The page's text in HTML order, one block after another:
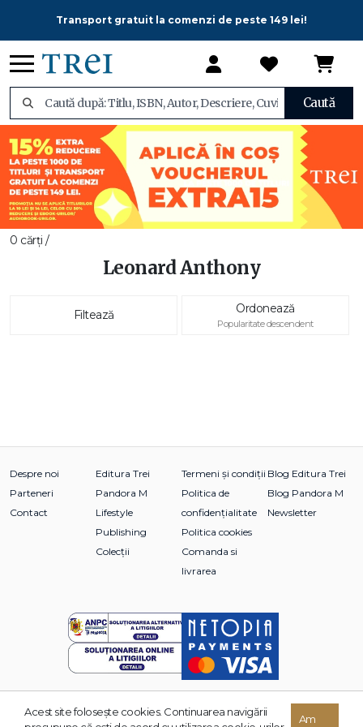
Transport gratuit la comenzi de peste 149 lei!
Caută
0 cărți /
Leonard Anthony
Filtează Ordonează
Popularitate descendent
Despre noi
Parteneri
Contact
Editura Trei
Pandora M
Lifestyle
Publishing
Colecții
Termeni și condiții
Politica de
confidențialitate
Politica cookies
Comanda si
livrarea
Blog Editura Trei
Blog Pandora M
Newsletter
© 2026 Grupul Editorial TREI. Toate drepturile rezervate.
Acest site foloseşte cookies. Continuarea navigării
Am